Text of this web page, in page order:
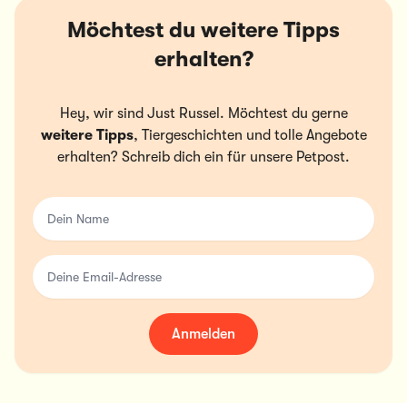
Möchtest du weitere Tipps
erhalten?
Hey, wir sind Just Russel. Möchtest du gerne
weitere Tipps, Tiergeschichten und tolle Angebote
erhalten? Schreib dich ein für unsere Petpost.
Dein Name
Deine Email-Adresse
Anmelden